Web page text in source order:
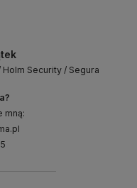
Security / Segura
mną: